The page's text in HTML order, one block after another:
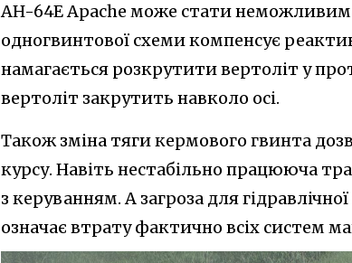
AH-64E Apache може стати
одногвинтової схеми компенсує
намагається розкрутити вертоліт у
вертоліт закрутить навколо осі.
Також зміна тяги кермового гвинта
курсу. Навіть нестабільно працююча
з керуванням. А загроза для
означає втрату фактично всіх систем